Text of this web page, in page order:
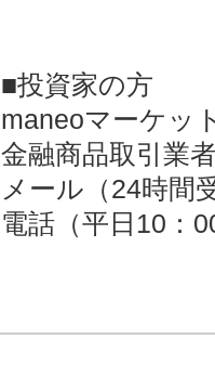
■投資家の方
maneoマーケッ
金融商品取引業
メール（24時間
電話（平日10：